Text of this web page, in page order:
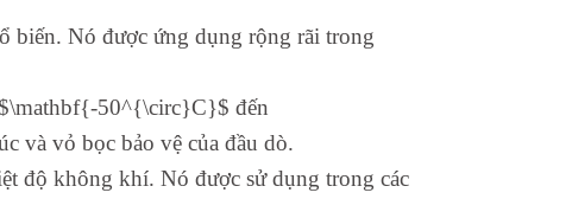
biến. Nó được ứng dụng rộng rãi trong
50^{\circ}C}$ đến
và vỏ bọc bảo vệ của đầu dò.
độ không khí. Nó được sử dụng trong các